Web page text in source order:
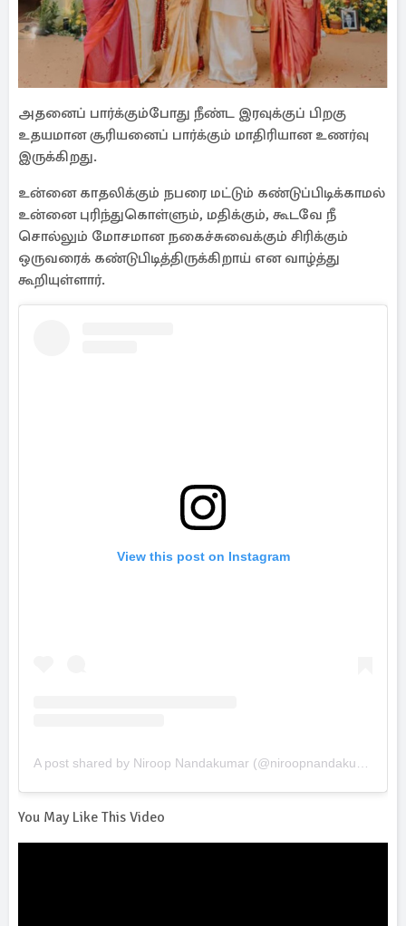
அதனைப் பார்க்கும்போது நீண்ட இரவுக்குப் பிறகு
உதயமான சூரியனைப் பார்க்கும் மாதிரியான உணர்வு
இருக்கிறது.
உன்னை காதலிக்கும் நபரை மட்டும் கண்டுப்பிடிக்காமல்
உன்னை புரிந்துகொள்ளும், மதிக்கும், கூடவே நீ
சொல்லும் மோசமான நகைச்சுவைக்கும் சிரிக்கும்
ஒருவரைக் கண்டுபிடித்திருக்கிறாய் என வாழ்த்து
கூறியுள்ளார்.
View this post on Instagram
You May Like This Video